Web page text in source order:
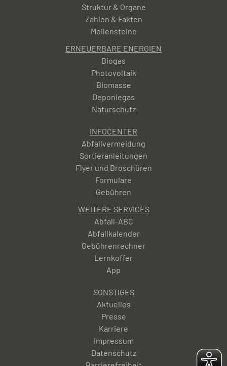
Struktur & Organe
Zahlen & Fakten
Meilensteine
ERNEUERBARE ENERGIEN
Biogas
Photovoltaik
Biomasse
Deponiegas
Naturschutz
INFOCENTER
Abfallvermeidung
Sortieranleitungen
Flyer und Broschüren
Formulare
Gebühren
WEITERE SERVICES
Abfall-ABC
Abfallkalender
Gebührenrechner
Lernkoffer
App
SONSTIGES
Aktuelles
Presse
Karriere
Impressum
Datenschutz